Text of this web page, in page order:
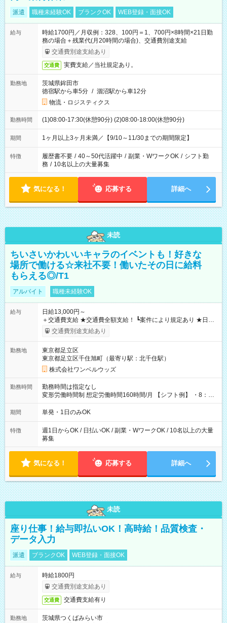
派遣 職種未経験OK ブランクOK WEB登録・面接OK
給与
時給1700円／月収例：328、100円＝1、700円×8時間×21日勤
務の場合＋残業代(月20時間の場合)、交通費別途支給
交通費別途支給あり
交通費 実費支給／当社規定あり。
勤務地
茨城県鉾田市
徳宿駅から車5分 / 涸沼駅から車12分
物流・ロジスティクス
勤務時間 (1)08:00-17:30(休憩90分) (2)08:00-18:00(休憩90分)
期間 1ヶ月以上3ヶ月未満／【9/10～11/30までの期間限定】
特徴 履歴書不要 / 40～50代活躍中 / 副業・WワークOK / シフト勤
務 / 10名以上の大量募集
気になる！ 応募する 詳細へ
未読
ちいさいかわいいキャラのイベントも！好きな
場所で働ける☆来社不要！働いたその日に給料
もらえる◎/T1
アルバイト 職種未経験OK
給与
日給13,000円～
＋交通費支給 ★交通費全額支給！ ┗案件により規定あり ★日払
いOK！（規定あり） ┗働いたその日に現金GET♪ お仕事後はコ
ンビニATMから 日払い分を引き落とせます！ 【試用期間】試
交通費別途支給あり
勤務地
東京都足立区
東京都足立区千住旭町（最寄り駅：北千住駅）
株式会社ワンベルウッズ
勤務時間
勤務時間は指定なし
変形労働時間制 想定労働時間160時間/月 【シフト例】 ・8：00
～21：00
期間 単発・1日のみOK
特徴
週1日からOK / 日払いOK / 副業・WワークOK / 10名以上の大量
募集
気になる！ 応募する 詳細へ
未読
座り仕事！給与即払いOK！高時給！品質検査・
データ入力
派遣 ブランクOK WEB登録・面接OK
給与
時給1800円
交通費別途支給あり
交通費 交通費支給有り
勤務地
茨城県つくばみらい市